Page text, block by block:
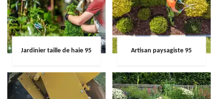
Jardinier taille de haie 95 Artisan paysagiste 95